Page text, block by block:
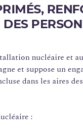
nucléaire et
et suppose un
dans les aires
: